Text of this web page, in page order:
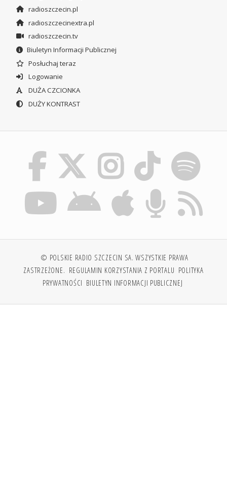
radioszczecin.pl
radioszczecinextra.pl
radioszczecin.tv
Biuletyn Informacji Publicznej
Posłuchaj teraz
Logowanie
DUŻA CZCIONKA
DUŻY KONTRAST
© POLSKIE RADIO SZCZECIN SA. WSZYSTKIE PRAWA
ZASTRZEŻONE. REGULAMIN KORZYSTANIA Z PORTALU POLITYKA
PRYWATNOŚCI BIULETYN INFORMACJI PUBLICZNEJ